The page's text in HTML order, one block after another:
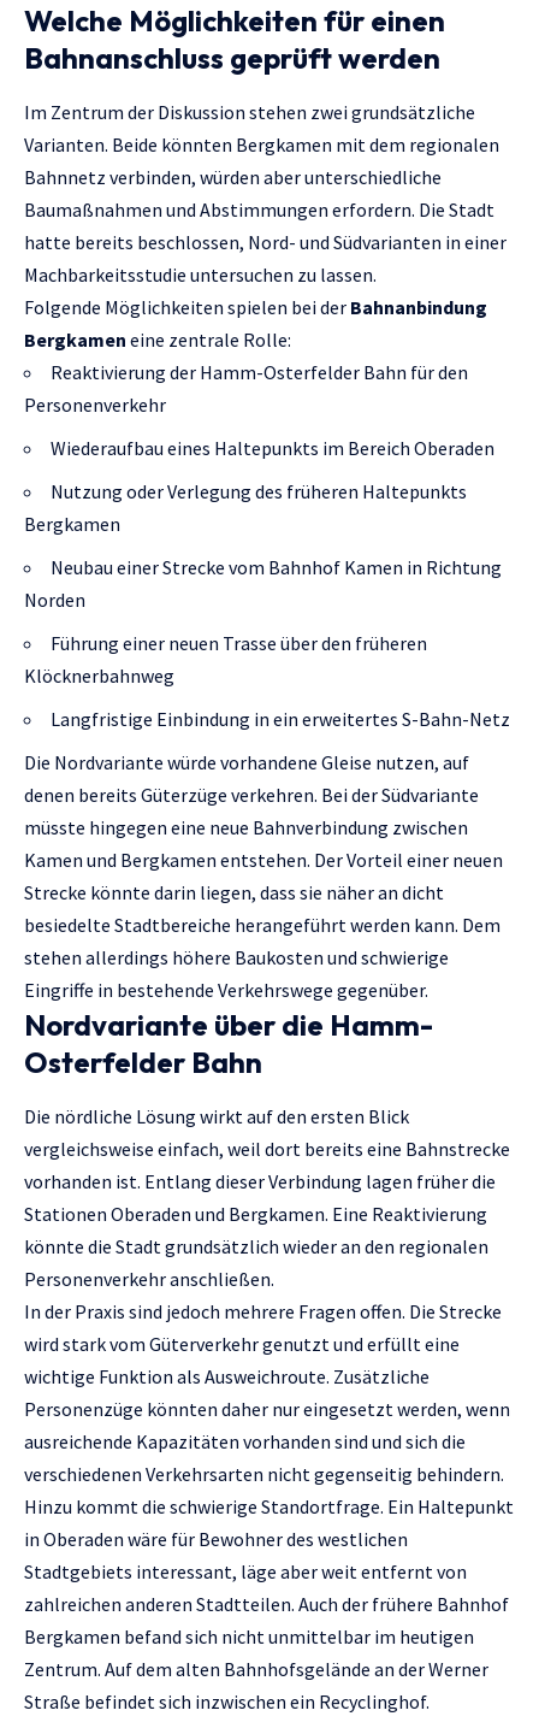
Welche Möglichkeiten für einen
Bahnanschluss geprüft werden
Im Zentrum der Diskussion stehen zwei grundsätzliche
Varianten. Beide könnten Bergkamen mit dem regionalen
Bahnnetz verbinden, würden aber unterschiedliche
Baumaßnahmen und Abstimmungen erfordern. Die Stadt
hatte bereits beschlossen, Nord- und Südvarianten in einer
Machbarkeitsstudie untersuchen zu lassen.
Folgende Möglichkeiten spielen bei der Bahnanbindung
Bergkamen eine zentrale Rolle:
Reaktivierung der Hamm-Osterfelder Bahn für den
Personenverkehr
Wiederaufbau eines Haltepunkts im Bereich Oberaden
Nutzung oder Verlegung des früheren Haltepunkts
Bergkamen
Neubau einer Strecke vom Bahnhof Kamen in Richtung
Norden
Führung einer neuen Trasse über den früheren
Klöcknerbahnweg
Langfristige Einbindung in ein erweitertes S-Bahn-Netz
Die Nordvariante würde vorhandene Gleise nutzen, auf
denen bereits Güterzüge verkehren. Bei der Südvariante
müsste hingegen eine neue Bahnverbindung zwischen
Kamen und Bergkamen entstehen. Der Vorteil einer neuen
Strecke könnte darin liegen, dass sie näher an dicht
besiedelte Stadtbereiche herangeführt werden kann. Dem
stehen allerdings höhere Baukosten und schwierige
Eingriffe in bestehende Verkehrswege gegenüber.
Nordvariante über die Hamm-
Osterfelder Bahn
Die nördliche Lösung wirkt auf den ersten Blick
vergleichsweise einfach, weil dort bereits eine Bahnstrecke
vorhanden ist. Entlang dieser Verbindung lagen früher die
Stationen Oberaden und Bergkamen. Eine Reaktivierung
könnte die Stadt grundsätzlich wieder an den regionalen
Personenverkehr anschließen.
In der Praxis sind jedoch mehrere Fragen offen. Die Strecke
wird stark vom Güterverkehr genutzt und erfüllt eine
wichtige Funktion als Ausweichroute. Zusätzliche
Personenzüge könnten daher nur eingesetzt werden, wenn
ausreichende Kapazitäten vorhanden sind und sich die
verschiedenen Verkehrsarten nicht gegenseitig behindern.
Hinzu kommt die schwierige Standortfrage. Ein Haltepunkt
in Oberaden wäre für Bewohner des westlichen
Stadtgebiets interessant, läge aber weit entfernt von
zahlreichen anderen Stadtteilen. Auch der frühere Bahnhof
Bergkamen befand sich nicht unmittelbar im heutigen
Zentrum. Auf dem alten Bahnhofsgelände an der Werner
Straße befindet sich inzwischen ein Recyclinghof.